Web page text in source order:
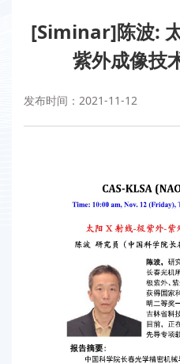
[Siminar]陈波:
紫外成像技
发布时间：2021-11-12